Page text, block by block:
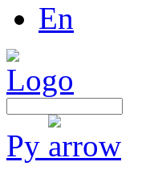
En
Ру